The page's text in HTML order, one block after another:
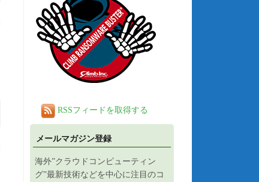
RSSフィードを取得する
メールマガジン登録
海外”クラウドコンピューティン
グ”最新技術などを中心に注目のコ